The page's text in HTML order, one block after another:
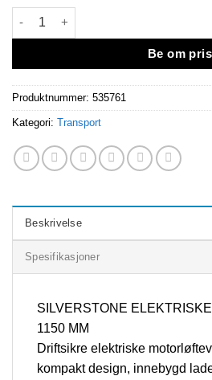
Silverstone Elektrisk jekketralle ETS
Be om pris
Produktnummer: 535761
Kategori: Transport
Beskrivelse
Spesifikasjoner
SILVERSTONE
1150 MM
Driftsikre elektriske
kompakt design, innebygd